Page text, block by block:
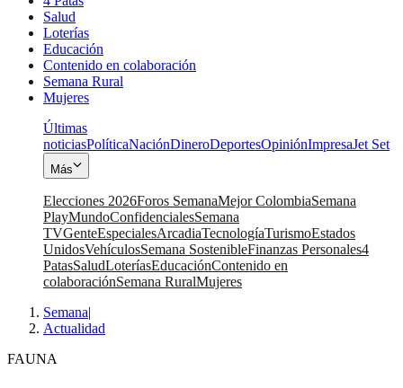
Salud
Loterías
Educación
Contenido en colaboración
Semana Rural
Mujeres
Últimas
noticiasPolíticaNaciónDineroDeportesOpiniónImpresaJet Set
Más
Elecciones 2026Foros SemanaMejor ColombiaSemana
PlayMundoConfidencialesSemana
TVGenteEspecialesArcadiaTecnologíaTurismoEstados
UnidosVehículosSemana SostenibleFinanzas Personales4
PatasSaludLoteríasEducaciónContenido en
colaboraciónSemana RuralMujeres
Semana|
Actualidad
FAUNA